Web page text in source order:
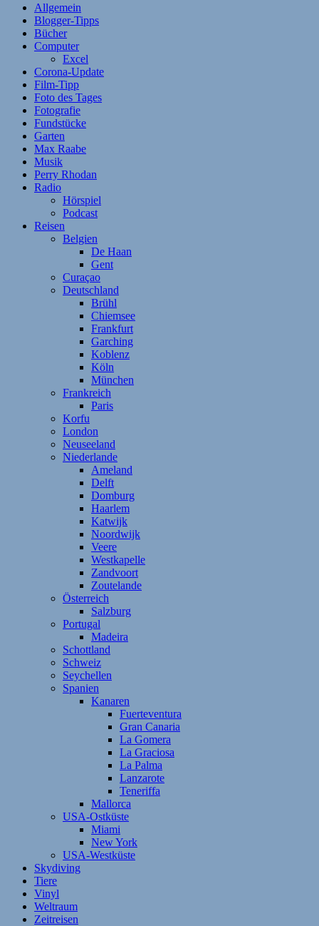
Allgemein
Blogger-Tipps
Bücher
Computer
Excel
Corona-Update
Film-Tipp
Foto des Tages
Fotografie
Fundstücke
Garten
Max Raabe
Musik
Perry Rhodan
Radio
Hörspiel
Podcast
Reisen
Belgien
De Haan
Gent
Curaçao
Deutschland
Brühl
Chiemsee
Frankfurt
Garching
Koblenz
Köln
München
Frankreich
Paris
Korfu
London
Neuseeland
Niederlande
Ameland
Delft
Domburg
Haarlem
Katwijk
Noordwijk
Veere
Westkapelle
Zandvoort
Zoutelande
Österreich
Salzburg
Portugal
Madeira
Schottland
Schweiz
Seychellen
Spanien
Kanaren
Fuerteventura
Gran Canaria
La Gomera
La Graciosa
La Palma
Lanzarote
Teneriffa
Mallorca
USA-Ostküste
Miami
New York
USA-Westküste
Skydiving
Tiere
Vinyl
Weltraum
Zeitreisen